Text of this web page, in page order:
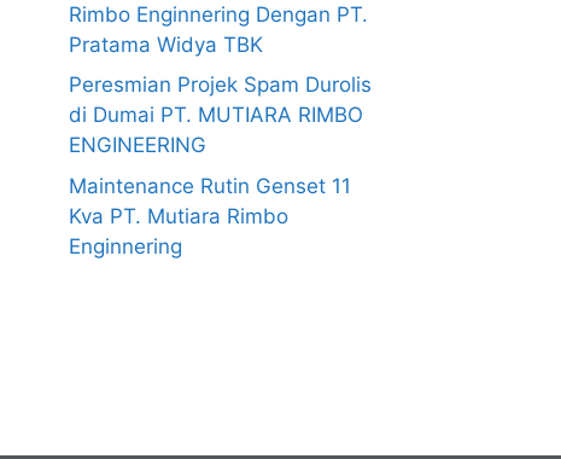
Rimbo Enginnering Dengan PT.
Pratama Widya TBK
Peresmian Projek Spam Durolis
di Dumai PT. MUTIARA RIMBO
ENGINEERING
Maintenance Rutin Genset 11
Kva PT. Mutiara Rimbo
Enginnering